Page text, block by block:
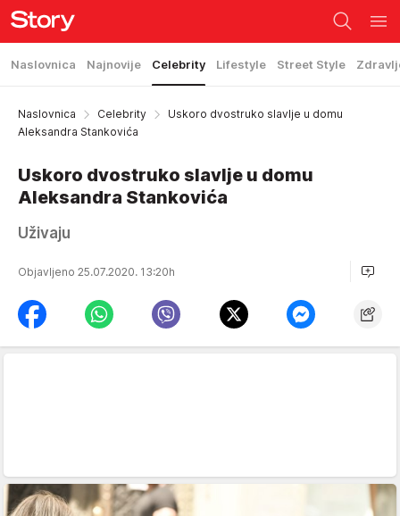
Naslovnica Najnovije Celebrity Lifestyle Street Style
Naslovnica Celebrity
Uskoro dvostruko slavlje u domu
Aleksandra Stankovića
Uskoro dvostruko slavlje u domu
Aleksandra Stankovića
Uživaju
Objavljeno 25.07.2020. 13:20h